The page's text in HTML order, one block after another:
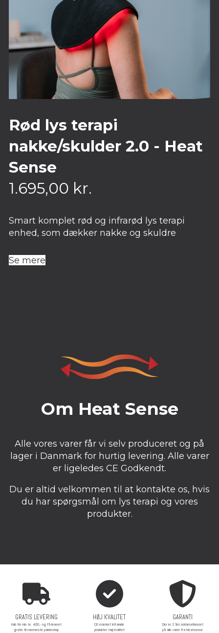
Rød lys terapi
nakke/skulder 2.0 - Heat
Sense
1.695,00 kr.
Smart komplet rød og infrarød lys terapi
enhed, som dækker nakke og skuldre
Se mere
Om Heat Sense
Alle vores varer får vi selv produceret og på
lager i Danmark for hurtig levering. Alle varer
er ligeledes CE Godkendt.
Du er altid velkommen til at kontakte os, hvis
du har spørgsmål om lys terapi og vores
produkter.
GRATIS LEVERING
Køb for min. kr. 400,- og få leveret
gratis til nærmeste pakkeshop
HØJ KVALITET
CE-mærket infrarøde
produkter i høj kvalitet
GARANTI
Der er 2 års reklamationsret
på alle varer fra Heatsense